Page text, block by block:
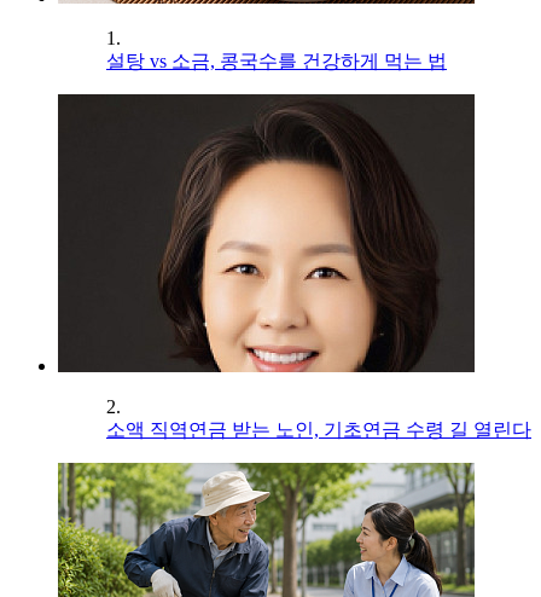
1.
설탕 vs 소금, 콩국수를 건강하게 먹는 법
2.
소액 직역연금 받는 노인, 기초연금 수령 길 열린다